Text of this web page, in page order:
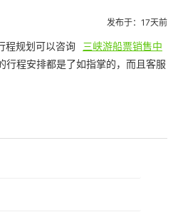
发布于：17天前
程规划可以咨询
三峡游船票销售中
行程安排都是了如指掌的，而且客服